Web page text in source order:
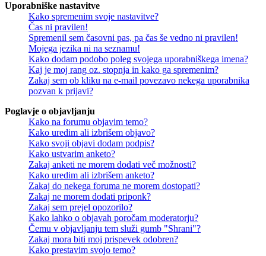
Uporabniške nastavitve
Kako spremenim svoje nastavitve?
Čas ni pravilen!
Spremenil sem časovni pas, pa čas še vedno ni pravilen!
Mojega jezika ni na seznamu!
Kako dodam podobo poleg svojega uporabniškega imena?
Kaj je moj rang oz. stopnja in kako ga spremenim?
Zakaj sem ob kliku na e-mail povezavo nekega uporabnika
pozvan k prijavi?
Poglavje o objavljanju
Kako na forumu objavim temo?
Kako uredim ali izbrišem objavo?
Kako svoji objavi dodam podpis?
Kako ustvarim anketo?
Zakaj anketi ne morem dodati več možnosti?
Kako uredim ali izbrišem anketo?
Zakaj do nekega foruma ne morem dostopati?
Zakaj ne morem dodati priponk?
Zakaj sem prejel opozorilo?
Kako lahko o objavah poročam moderatorju?
Čemu v objavljanju tem služi gumb "Shrani"?
Zakaj mora biti moj prispevek odobren?
Kako prestavim svojo temo?